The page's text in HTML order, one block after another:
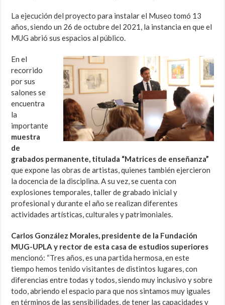
La ejecución del proyecto para instalar el Museo tomó 13
años, siendo un 26 de octubre del 2021, la instancia en que el
MUG abrió sus espacios al público.
En el
recorrido
por sus
salones se
encuentra
la
importante
muestra
de
grabados permanente, titulada “Matrices de enseñanza”
que expone las obras de artistas, quienes también ejercieron
la docencia de la disciplina. A su vez, se cuenta con
explosiones temporales, taller de grabado inicial y
profesional y durante el año se realizan diferentes
actividades artísticas, culturales y patrimoniales.
Carlos González Morales, presidente de la Fundación
MUG-UPLA y rector de esta casa de estudios superiores
mencionó: “Tres años, es una partida hermosa, en este
tiempo hemos tenido visitantes de distintos lugares, con
diferencias entre todas y todos, siendo muy inclusivo y sobre
todo, abriendo el espacio para que nos sintamos muy iguales
en términos de las sensibilidades, de tener las capacidades y